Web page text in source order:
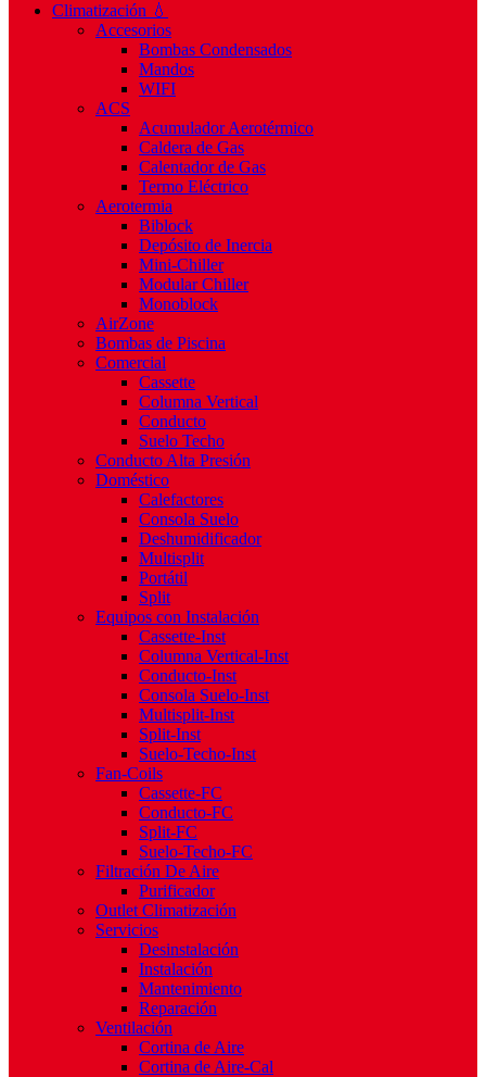
Climatización 💧
Accesorios
Bombas Condensados
Mandos
WIFI
ACS
Acumulador Aerotérmico
Caldera de Gas
Calentador de Gas
Termo Eléctrico
Aerotermia
Biblock
Depósito de Inercia
Mini-Chiller
Modular Chiller
Monoblock
AirZone
Bombas de Piscina
Comercial
Cassette
Columna Vertical
Conducto
Suelo Techo
Conducto Alta Presión
Doméstico
Calefactores
Consola Suelo
Deshumidificador
Multisplit
Portátil
Split
Equipos con Instalación
Cassette-Inst
Columna Vertical-Inst
Conducto-Inst
Consola Suelo-Inst
Multisplit-Inst
Split-Inst
Suelo-Techo-Inst
Fan-Coils
Cassette-FC
Conducto-FC
Split-FC
Suelo-Techo-FC
Filtración De Aire
Purificador
Outlet Climatización
Servicios
Desinstalación
Instalación
Mantenimiento
Reparación
Ventilación
Cortina de Aire
Cortina de Aire-Cal